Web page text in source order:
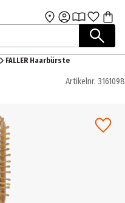
Hauptinhalt
FALLER Haarbürste
Artikelnr. 3161098